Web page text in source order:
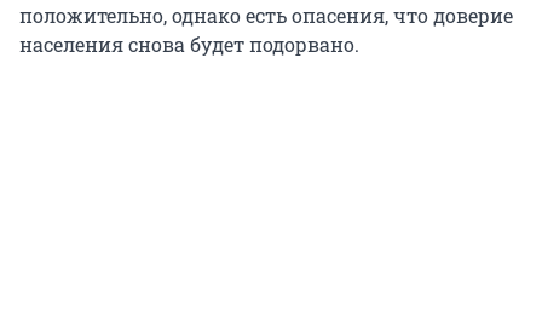
положительно, однако есть опасения, что доверие
населения снова будет подорвано.